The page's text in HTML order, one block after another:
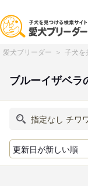
愛犬ブリーダー 子犬を
ブルーイザベラ